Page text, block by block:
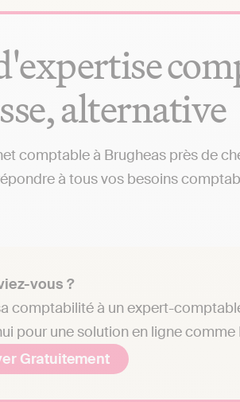
alternative
comptable à Brugheas près de
à tous vos besoins
vous ?
comptabilité à un expert-
pour une solution en ligne comme
Gratuitement